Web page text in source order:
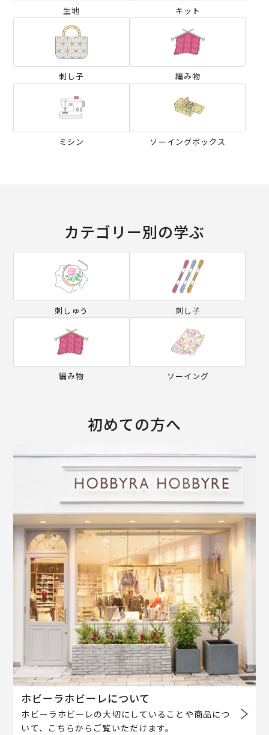
生地 キット
刺し子 編み物
ミシン ソーイングボックス
カテゴリー別の学ぶ
刺しゅう 刺し子
編み物 ソーイング
初めての方へ
ホビーラホビーレについて
ホビーラホビーレの大切にしていることや商品につ
いて、こちらからご覧いただけます。